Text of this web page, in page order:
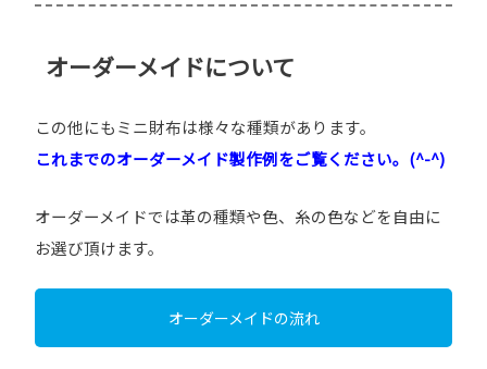
オーダーメイドについて
この他にもミニ財布は様々な種類があります。
これまでのオーダーメイド製作例をご覧ください。(^-^)
オーダーメイドでは革の種類や色、糸の色などを自由に
お選び頂けます。
オーダーメイドの流れ